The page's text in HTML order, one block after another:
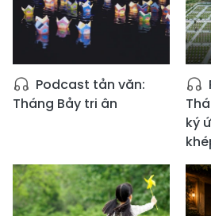
Podcast tản văn:
Tháng Bảy tri ân
ký